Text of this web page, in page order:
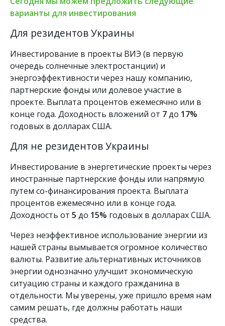
варианты для инвестирования
Для резидентов Украины
Инвестирование в проекты ВИЭ (в первую
очередь солнечные электростанции) и
энергоэффективности через нашу компанию,
партнерские фонды или долевое участие в
проекте. Выплата процентов ежемесячно или в
конце года. Доходность вложений от 7до 17%
годовых в долларах США.
Для не резидентов Украины
Инвестирование в энергетические проекты через
иностранные партнерские фонды или напрямую
путем со-финансирования проекта. Выплата
процентов ежемесячно или в конце года.
Доходность от 5 до 15% годовых в долларах США.
Через неэффективное использование энергии из
нашей страны вымывается огромное количество
валюты. Развитие альтернативных источников
энергии однозначно улучшит экономическую
ситуацию страны и каждого гражданина в
отдельности. Мы уверены, уже пришло время нам
самим решать, где должны работать наши
средства.